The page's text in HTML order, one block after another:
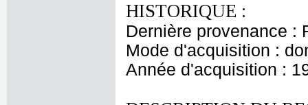
HISTORIQUE :
Dernière provenance :
Mode d'acquisition :
Année d'acquisition :